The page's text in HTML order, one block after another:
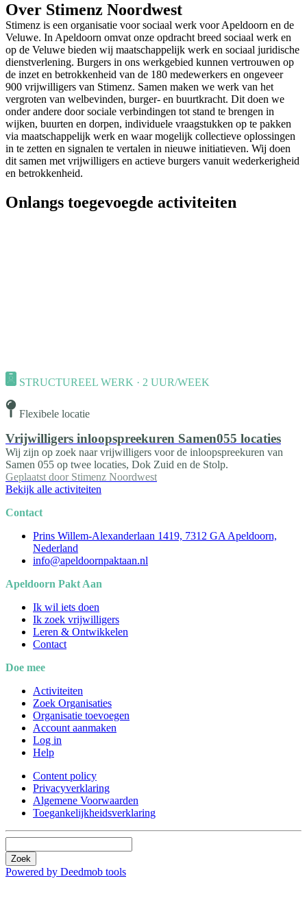
Over Stimenz Noordwest
Stimenz is een organisatie voor sociaal werk voor Apeldoorn en de
Veluwe. In Apeldoorn omvat onze opdracht breed sociaal werk en
op de Veluwe bieden wij maatschappelijk werk en sociaal juridische
dienstverlening. Burgers in ons werkgebied kunnen vertrouwen op
de inzet en betrokkenheid van de 180 medewerkers en ongeveer
900 vrijwilligers van Stimenz. Samen maken we werk van het
vergroten van welbevinden, burger- en buurtkracht. Dit doen we
onder andere door sociale verbindingen tot stand te brengen in
wijken, buurten en dorpen, individuele vraagstukken op te pakken
via maatschappelijk werk en waar mogelijk collectieve oplossingen
in te zetten en signalen te vertalen in nieuwe initiatieven. Wij doen
dit samen met vrijwilligers en actieve burgers vanuit wederkerigheid
en betrokkenheid.
Onlangs toegevoegde activiteiten
STRUCTUREEL WERK · 2 UUR/WEEK
Flexibele locatie
Vrijwilligers inloopspreekuren Samen055 locaties
Wij zijn op zoek naar vrijwilligers voor de inloopspreekuren van
Samen 055 op twee locaties, Dok Zuid en de Stolp.
Geplaatst door Stimenz Noordwest
Bekijk alle activiteiten
Contact
Prins Willem-Alexanderlaan 1419, 7312 GA Apeldoorn,
Nederland
info@apeldoornpaktaan.nl
Apeldoorn Pakt Aan
Ik wil iets doen
Ik zoek vrijwilligers
Leren & Ontwikkelen
Contact
Doe mee
Activiteiten
Zoek Organisaties
Organisatie toevoegen
Account aanmaken
Log in
Help
Content policy
Privacyverklaring
Algemene Voorwaarden
Toegankelijkheidsverklaring
Zoek
Powered by Deedmob tools